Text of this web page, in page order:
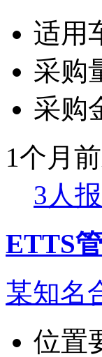
适用
采购
采购
1个月
3人
ETTS
某知名
位置